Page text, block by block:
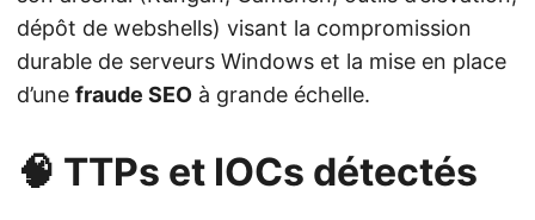
dépôt de webshells) visant la compromission
durable de serveurs Windows et la mise en place
d’une fraude SEO à grande échelle.
🧠 TTPs et IOCs détectés